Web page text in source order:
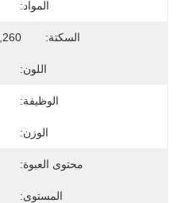
المواد:
السكتة:
اللون:
الوظيفة:
الوزن:
محتوى العبوة:
المستوى: